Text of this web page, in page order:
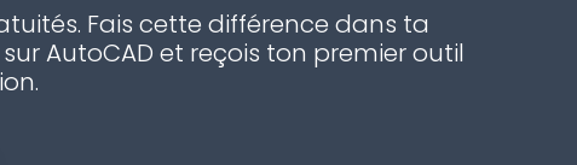
Fais cette différence dans ta
AutoCAD et reçois ton premier outil